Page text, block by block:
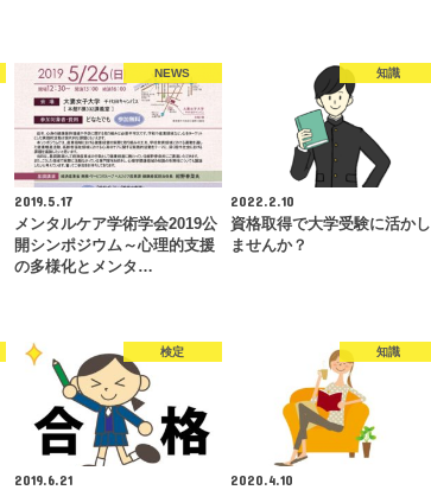
NEWS
2019.5.17
メンタルケア学術学会2019公
開シンポジウム～心理的支援
の多様化とメンタ…
知識
2022.2.10
資格取得で大学受験に活かし
ませんか？
検定
2019.6.21
知識
2020.4.10